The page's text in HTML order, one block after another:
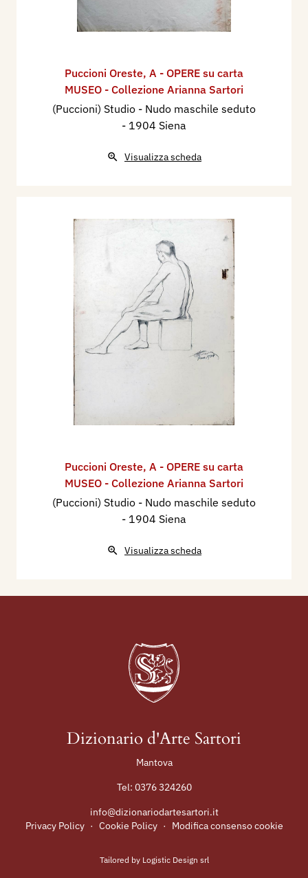
Puccioni Oreste, A - OPERE su carta
MUSEO - Collezione Arianna Sartori
(Puccioni) Studio - Nudo maschile seduto
- 1904 Siena
Visualizza scheda
Puccioni Oreste, A - OPERE su carta
MUSEO - Collezione Arianna Sartori
(Puccioni) Studio - Nudo maschile seduto
- 1904 Siena
Visualizza scheda
Dizionario d'Arte Sartori
Mantova
Tel: 0376 324260
info@dizionariodartesartori.it
Privacy Policy · Cookie Policy · Modifica consenso cookie
Tailored by Logistic Design srl